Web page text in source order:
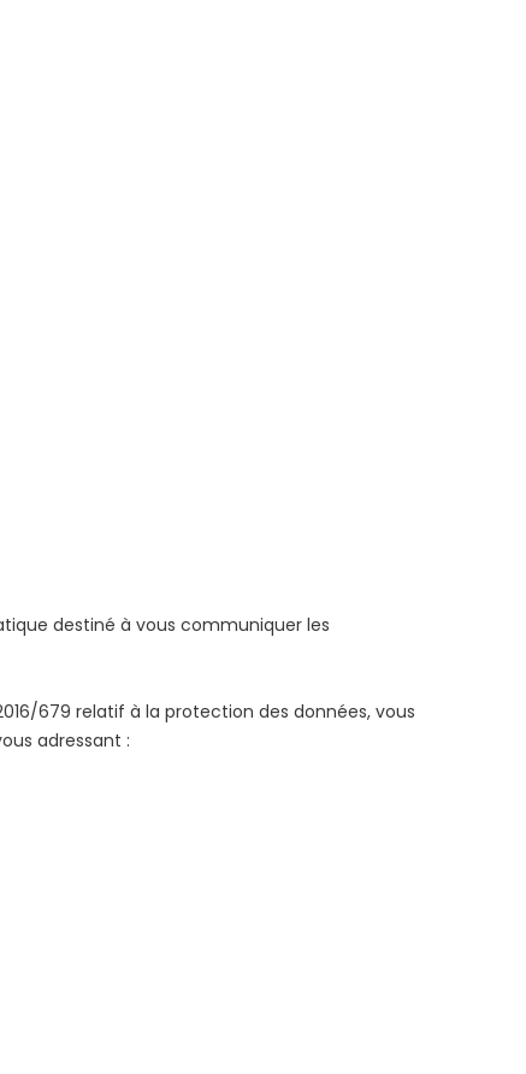
destiné à vous communiquer les
679 relatif à la protection des données, vous
adressant :